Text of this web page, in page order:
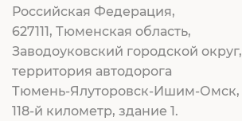
Российская Федерация,
627111, Тюменская область,
Заводоуковский городской округ,
территория автодорога
Тюмень-Ялуторовск-Ишим-Омск,
118-й километр, здание 1.